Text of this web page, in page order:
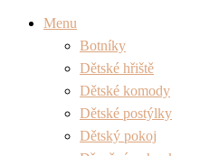
Menu
Botníky
Dětské hřiště
Dětské komody
Dětské postýlky
Dětský pokoj